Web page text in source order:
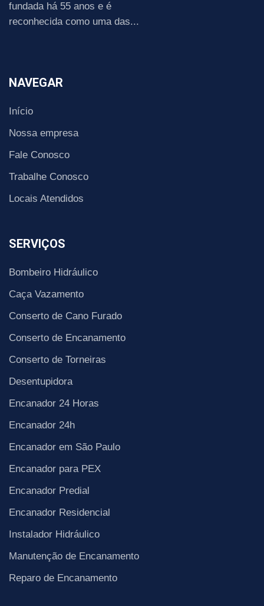
fundada há 55 anos e é
reconhecida como uma das...
NAVEGAR
Início
Nossa empresa
Fale Conosco
Trabalhe Conosco
Locais Atendidos
SERVIÇOS
Bombeiro Hidráulico
Caça Vazamento
Conserto de Cano Furado
Conserto de Encanamento
Conserto de Torneiras
Desentupidora
Encanador 24 Horas
Encanador 24h
Encanador em São Paulo
Encanador para PEX
Encanador Predial
Encanador Residencial
Instalador Hidráulico
Manutenção de Encanamento
Reparo de Encanamento